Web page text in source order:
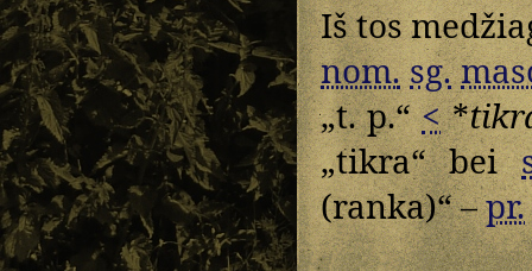
Iš tos
nom. sg.
„t. p.“<*
„tikra“ bei
(ranka)“ –pr.